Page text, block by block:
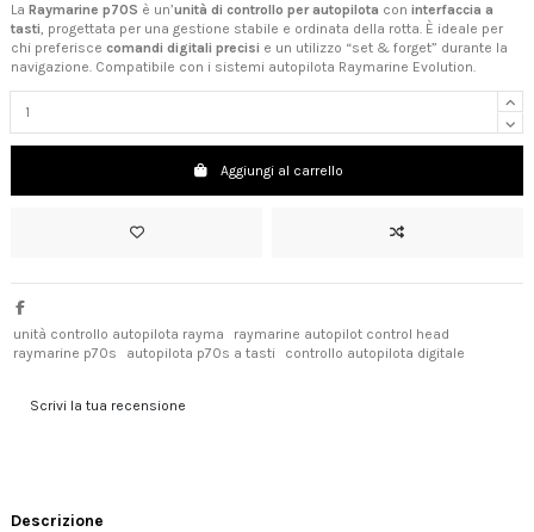
La Raymarine p70S è un’unità di controllo per autopilota con interfaccia a
tasti, progettata per una gestione stabile e ordinata della rotta. È ideale per
chi preferisce comandi digitali precisi e un utilizzo “set & forget” durante la
navigazione. Compatibile con i sistemi autopilota Raymarine Evolution.
Aggiungi al carrello
unità controllo autopilota rayma
raymarine autopilot control head
raymarine p70s
autopilota p70s a tasti controllo autopilota digitale
Scrivi la tua recensione
Descrizione